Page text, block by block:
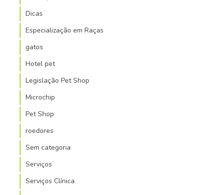
Dicas
Especialização em Raças
gatos
Hotel pet
Legislação Pet Shop
Microchip
Pet Shop
roedores
Sem categoria
Serviços
Serviços Clínica